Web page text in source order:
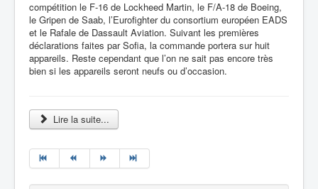
compétition le F-16 de Lockheed Martin, le F/A-18 de Boeing,
le Gripen de Saab, l’Eurofighter du consortium européen EADS
et le Rafale de Dassault Aviation. Suivant les premières
déclarations faites par Sofia, la commande portera sur huit
appareils. Reste cependant que l’on ne sait pas encore très
bien si les appareils seront neufs ou d’occasion.
Lire la suite...